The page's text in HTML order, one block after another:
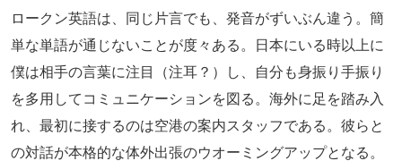
ロークン英語は、同じ片言でも、発音がずいぶん違う。簡
単な単語が通じないことが度々ある。日本にいる時以上に
僕は相手の言葉に注目（注耳？）し、自分も身振り手振り
を多用してコミュニケーションを図る。海外に足を踏み入
れ、最初に接するのは空港の案内スタッフである。彼らと
の対話が本格的な体外出張のウオーミングアップとなる。